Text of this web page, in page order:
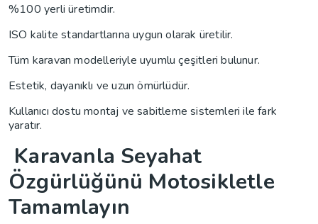
%100 yerli üretimdir.
ISO kalite standartlarına uygun olarak üretilir.
Tüm karavan modelleriyle uyumlu çeşitleri bulunur.
Estetik, dayanıklı ve uzun ömürlüdür.
Kullanıcı dostu montaj ve sabitleme sistemleri ile fark
yaratır.
Karavanla Seyahat
Özgürlüğünü Motosikletle
Tamamlayın